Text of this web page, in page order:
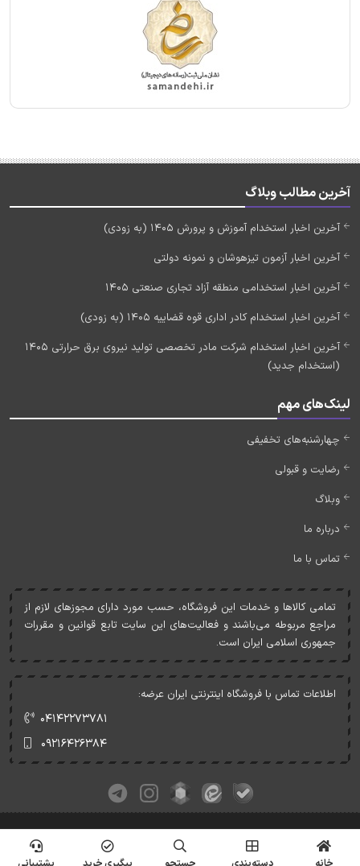
آخرین مطالب وبلاگ
آخرین اخبار استخدام آموزش و پرورش 1405 (به زودی)
آخرین اخبار آزمون تیزهوشان و نمونه دولتی
آخرین اخبار استخدامی منطقه آزاد تجاری صنعتی 1405
آخرین اخبار استخدام کادر اداری قوه قضاییه 1405 (به زودی)
آخرین اخبار استخدام شرکت مادر تخصصی تولید نیروی برق حرارتی 1405
(استخدام جدید)
لینک‌های مهم
چهارشنبه‌های تخفیفی
رضایت و قبولی
وبلاگ
درباره ما
تماس با ما
تمامی کالاها و خدمات اين فروشگاه، حسب مورد دارای مجوزهای لازم از
مراجع مربوطه می‌باشند و فعاليت‌های اين سايت تابع قوانين و مقررات
جمهوری اسلامی ايران است.
اطلاعات تماس با فروشگاه اینترنتی ایران عرضه:
۰۴۱۴۲۲۷۳۷۸۱
۰۹۲۱۶۴۲۶۳۸۴
کلیه حقوق این وبسایت متعلق به ایران عرضه می‌باشد.
© Copyrights - IranArze.ir - 1405